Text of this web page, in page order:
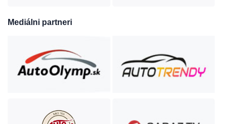
Mediálni partneri